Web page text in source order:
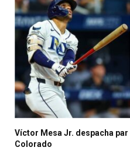
Víctor Mesa Jr. despacha
Colorado